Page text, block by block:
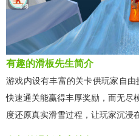
有趣的滑板先生简介
游戏内设有丰富的关卡供玩家自由
快速通关能赢得丰厚奖励，而无尽
度还原真实滑雪过程，让玩家沉浸